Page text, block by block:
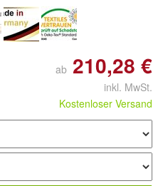
ab 210,28 €
inkl. MwSt.
Kostenloser Versand